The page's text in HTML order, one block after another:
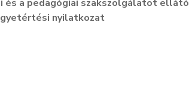
a pedagógiai szakszolgálatot ellátó
nyilatkozat